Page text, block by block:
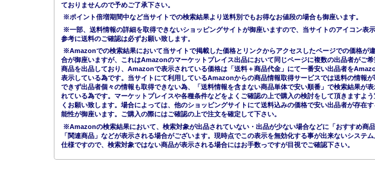
ておりませんので予めご了承下さい。
※ポイント倍増期間中など当サイトでの検索結果より送料別でもお得なお値段の場合も御座います。
※一部、送料情報の詳細を取得できないショッピングサイトが御座いますので、当サイトのアイコン表
参考に送料のご確認は必ずお願い致します。
※Amazonでの検索結果において当サイトで掲載した価格とリンクからアクセスしたページでの価格が
合が御座いますが、これはAmazonのマーケットプレイス出品において同じページに複数の出品者がご希
商品を出品しており、Amazonで表示されている価格は「送料＋商品代金」にて一番安い出品者を
表示している為です。当サイトにて利用しているAmazonからの商品情報取得サービスでは送料の情報が
できず出品者個々の情報も取得できない為、「送料情報を含まない商品単体で安い順番」で検索結果が表
れている為です。マーケットプレイスや各種条件などをよくご確認の上で購入の検討をして頂きますよう
くお願い致します。場合によっては、他のショッピングサイトにて送料込みの価格で安い出品者が存在
能性が御座います。ご購入の際にはご確認の上で注文を確定して下さい。
※Amazonの検索結果において、検索対象が出品されていない・出品が少ない場合などに「おすすめ商
「関連商品」などが表示される場合がございます。現時点でこの表示を無効化する事が出来ないシステ
仕様ですので、検索対象ではない商品が表示される場合にはお手数っですが目視でご確認下さい。